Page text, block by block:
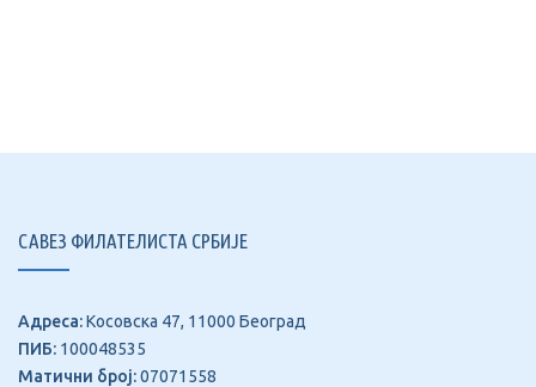
САВЕЗ ФИЛАТЕЛИСТА СРБИЈЕ
Адреса:Косовска 47, 11000 Београд
ПИБ: 100048535
Матични број:07071558